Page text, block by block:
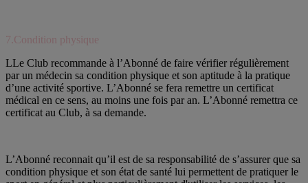
7.Condition physique
LLe Club recommande à l’Abonné de faire vérifier régulièrement
par un médecin sa condition physique et son aptitude à la pratique
d’une activité sportive. L’Abonné se fera remettre un certificat
médical en ce sens, au moins une fois par an. L’Abonné remettra ce
certificat au Club, à sa demande.
L’Abonné reconnait qu’il est de sa responsabilité de s’assurer que sa
condition physique et son état de santé lui permettent de pratiquer le